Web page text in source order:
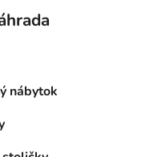
nábytok